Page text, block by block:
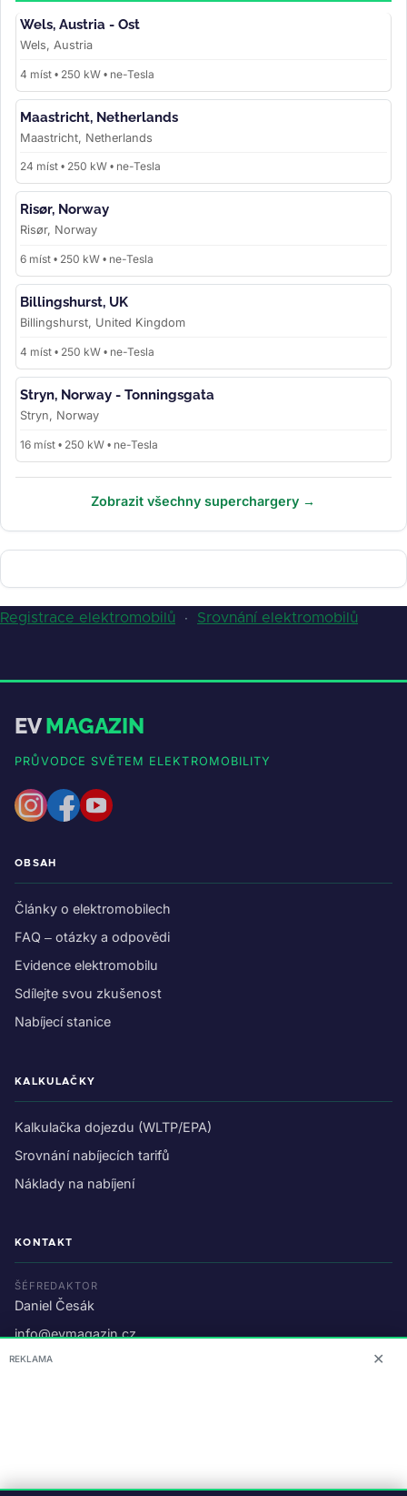
Wels, Austria - Ost
Wels, Austria
4 míst • 250 kW • ne-Tesla
Maastricht, Netherlands
Maastricht, Netherlands
24 míst • 250 kW • ne-Tesla
Risør, Norway
Risør, Norway
6 míst • 250 kW • ne-Tesla
Billingshurst, UK
Billingshurst, United Kingdom
4 míst • 250 kW • ne-Tesla
Stryn, Norway - Tonningsgata
Stryn, Norway
16 míst • 250 kW • ne-Tesla
Zobrazit všechny superchargery →
Registrace elektromobilů · Srovnání elektromobilů
EVMAGAZIN
PRŮVODCE SVĚTEM ELEKTROMOBILITY
OBSAH
Články o elektromobilech
FAQ – otázky a odpovědi
Evidence elektromobilu
Sdílejte svou zkušenost
Nabíjecí stanice
KALKULAČKY
Kalkulačka dojezdu (WLTP/EPA)
Srovnání nabíjecích tarifů
Náklady na nabíjení
KONTAKT
ŠÉFREDAKTOR
Daniel Česák
info@evmagazin.cz
O nás
REKLAMA ✕